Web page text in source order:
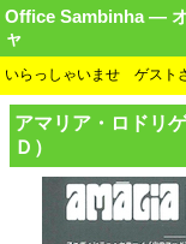
Office Sambinha ―
ャ
いらっしゃいませ ゲスト
アマリア・ロドリ
Ｄ）